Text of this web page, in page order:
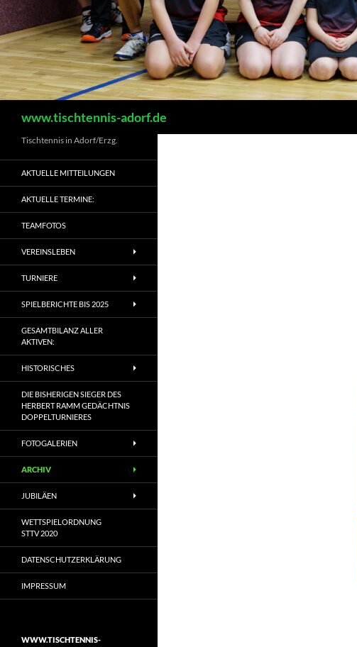
www.tischtennis-adorf.de
Tischtennis in Adorf/Erzg.
AKTUELLE MITTEILUNGEN
AKTUELLE TERMINE:
TEAMFOTOS
VEREINSLEBEN
TURNIERE
SPIELBERICHTE BIS 2025
GESAMTBILANZ ALLER
AKTIVEN:
HISTORISCHES
DIE BISHERIGEN SIEGER DES
HERBERT RAMM GEDÄCHTNIS
DOPPELTURNIERES
FOTOGALERIEN
ARCHIV
JUBILÄEN
WETTSPIELORDNUNG
STTV 2020
DATENSCHUTZERKLÄRUNG
IMPRESSUM
WWW.TISCHTENNIS-